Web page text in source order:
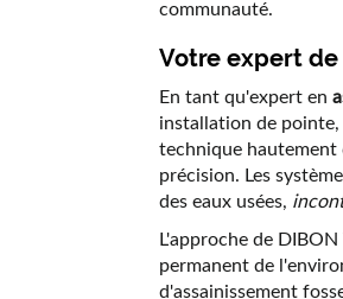
communauté.
Votre expert de
En tant qu'expert en
installation de pointe,
technique hautement
précision. Les
des eaux usées,
L'approche de
permanent de
d'assainissement